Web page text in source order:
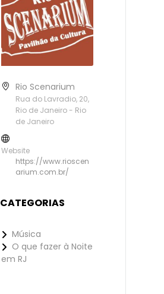
Rio Scenarium
Rua do Lavradio, 20,
Rio de Janeiro - Rio
de Janeiro
Website
https://www.rioscen
arium.com.br/
CATEGORIAS
Música
O que fazer à Noite
em RJ